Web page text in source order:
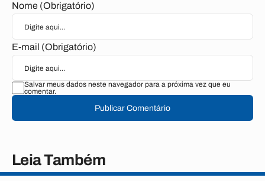
Nome (Obrigatório)
E-mail (Obrigatório)
Salvar meus dados neste navegador para a próxima vez que eu
comentar.
Publicar Comentário
Leia Também